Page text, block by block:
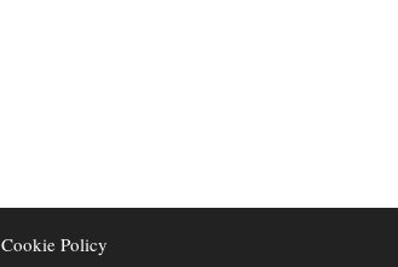
Cookie Policy